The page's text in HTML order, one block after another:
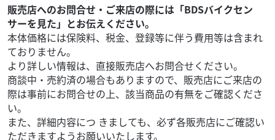
軽二輪登録済。ボアアップ車のため保証はありません。 登
録はお客様にてお願いします。
販売店へのお問合せ・ご来店の際には「BDSバイクセン
サーを見た」とお伝えください。
本体価格には保険料、税金、登録等に伴う費用等は含まれ
ておりません。
より詳しい情報は、直接販売店へお問合せください。
商談中・売約済の場合もありますので、販売店にご来店の
際は事前にお問合せの上、該当商品の有無をご確認くださ
い。
また、詳細内容につ きましても、必ず各販売店にご確認い
ただきますようお願いいたします。